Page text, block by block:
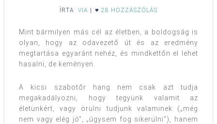
ÍRTA: VIA 28 HOZZÁSZÓLÁS
Mint bármilyen más cél az életben, a boldogság is
olyan, hogy az odavezető út és az eredmény
megtartása egyaránt nehéz, és mindkettőn el lehet
hasalni, de keményen.
A kicsi szabotőr hang nem csak azt tudja
megakadályozni, hogy tegyünk valamit az
életünkért, vagy örülni tudjunk valaminek („még
nem vagy elég jó”, „úgysem fog sikerülni”), hanem